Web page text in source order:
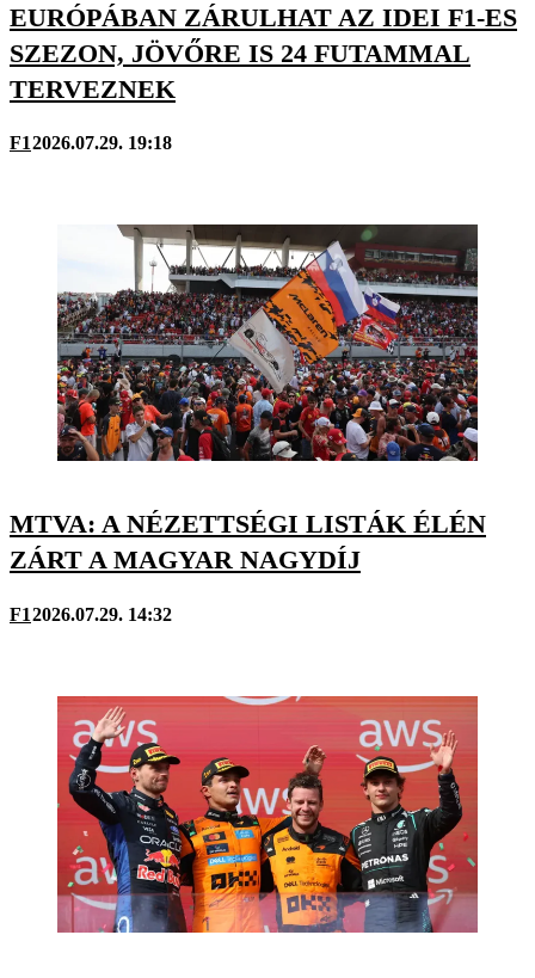
EURÓPÁBAN ZÁRULHAT AZ IDEI F1-ES
SZEZON, JÖVŐRE IS 24 FUTAMMAL
TERVEZNEK
F12026.07.29. 19:18
MTVA: A NÉZETTSÉGI LISTÁK ÉLÉN
ZÁRT A MAGYAR NAGYDÍJ
F12026.07.29. 14:32